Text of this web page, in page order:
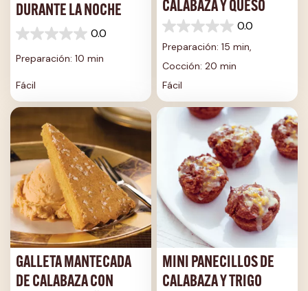
DURANTE LA NOCHE
0.0
0.0
5
Preparación: 10 min
Fácil
CALABAZA Y QUESO
0.0
0.0
de
estrellas.
Preparación: 15 min,
Cocción: 20 min
Fácil
GALLETA MANTECADA
DE CALABAZA CON
MINI PANECILLOS DE
CALABAZA Y TRIGO